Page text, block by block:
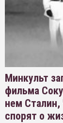
Минкульт
фильма
нем Сталин,
спорят о